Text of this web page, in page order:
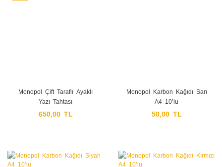
Monopol Çift Taraflı Ayaklı
Yazı Tahtası
650,00 TL
Monopol Karbon Kağıdı Sarı
A4 10’lu
50,00 TL